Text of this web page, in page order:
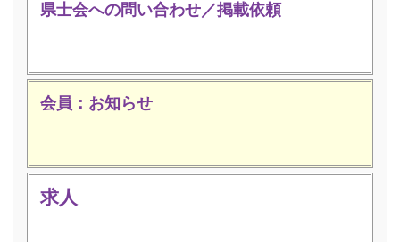
県士会への問い合わせ／掲載依頼
会員：お知らせ
求人